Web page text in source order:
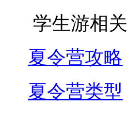
学生游相关
夏令营攻略
夏令营类型